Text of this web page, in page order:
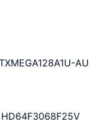
AU
HD64F3068F25V